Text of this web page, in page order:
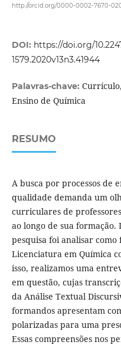
http://orcid.org/0000-0002-7670-
DOI: https://doi.org/
1579.2020v13n3.41944
Palavras-chave:
Ensino de Química
RESUMO
A busca por processos de
qualidade demanda um
curriculares de
ao longo de sua formação.
pesquisa foi analisar
Licenciatura em Química
isso, realizamos uma
em questão, cujas
da Análise Textual
formandos apresentam
polarizadas para uma
Essas compreensões nos